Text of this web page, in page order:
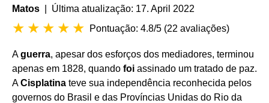
Matos | Última atualização: 17. April 2022
Pontuação: 4.8/5 (22 avaliações)
Aguerra, apesar dos esforços dos mediadores, terminou
apenas em 1828, quando foi assinado um tratado de paz.
ACisplatina teve sua independência reconhecida pelos
governos do Brasil e das Províncias Unidas do Rio da